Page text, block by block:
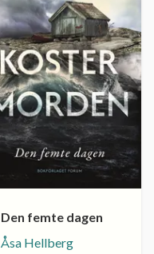
Den femte dagen
Åsa Hellberg